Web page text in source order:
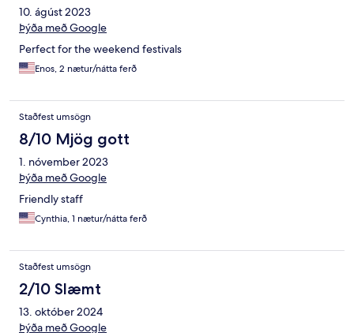
10. ágúst 2023
Þýða með Google
Perfect for the weekend festivals
Enos, 2 nætur/nátta ferð
Staðfest umsögn
8/10 Mjög gott
1. nóvember 2023
Þýða með Google
Friendly staff
Cynthia, 1 nætur/nátta ferð
Staðfest umsögn
2/10 Slæmt
13. október 2024
Þýða með Google